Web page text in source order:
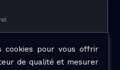
cookies pour vous offrir
de qualité et mesurer